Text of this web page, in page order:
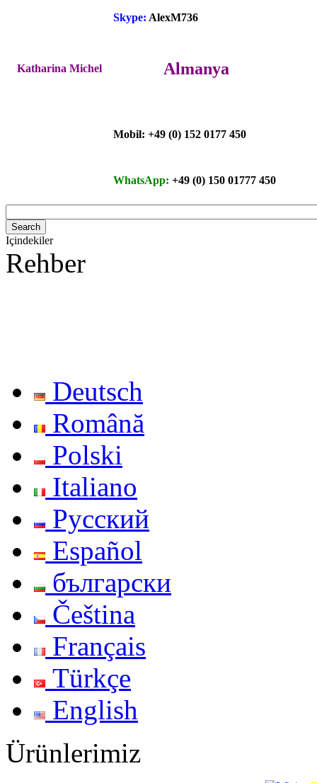
Skype: AlexM736
Katharina Michel Almanya
Mobil: +49 (0) 152 0177 450
WhatsApp: +49 (0) 150 01777 450
Içindekiler
Rehber
Deutsch
Română
Polski
Italiano
Русский
Español
български
Čeština
Français
Türkçe
English
Ürünlerimiz